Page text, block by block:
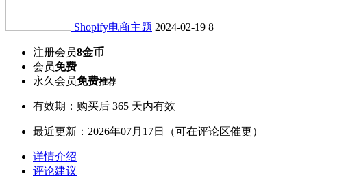
Shopify电商主题 2024-02-19 8
注册会员8金币
会员免费
永久会员免费推荐
有效期：购买后 365 天内有效
最近更新：2026年07月17日（可在评论区催更）
详情介绍
评论建议